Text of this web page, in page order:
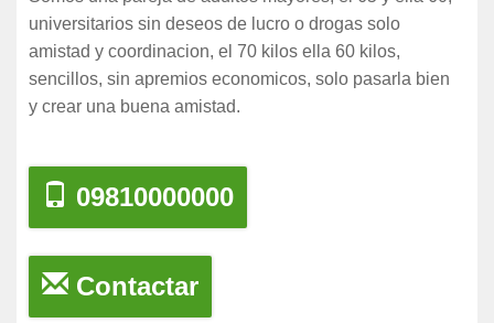
universitarios sin deseos de lucro o drogas solo
amistad y coordinacion, el 70 kilos ella 60 kilos,
sencillos, sin apremios economicos, solo pasarla bien
y crear una buena amistad.
09810000000
Contactar